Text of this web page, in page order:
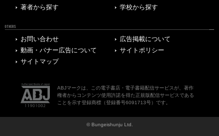
著者から探す
学校から探す
OTHERS
お問い合わせ
広告掲載について
動画・バナー広告について
サイトポリシー
サイトマップ
ABJマークは、この電子書店・電子書籍配信サービスが、著作
権者からコンテンツ使用許諾を得た正規版配信サービスである
ことを示す登録商標（登録番号6091713号）です。
© Bungeishunju Ltd.